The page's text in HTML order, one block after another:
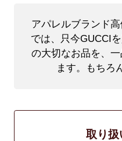
アパレルブランド
では、只今GUCCI
の大切なお品を、
ます。もちろ
取り扱